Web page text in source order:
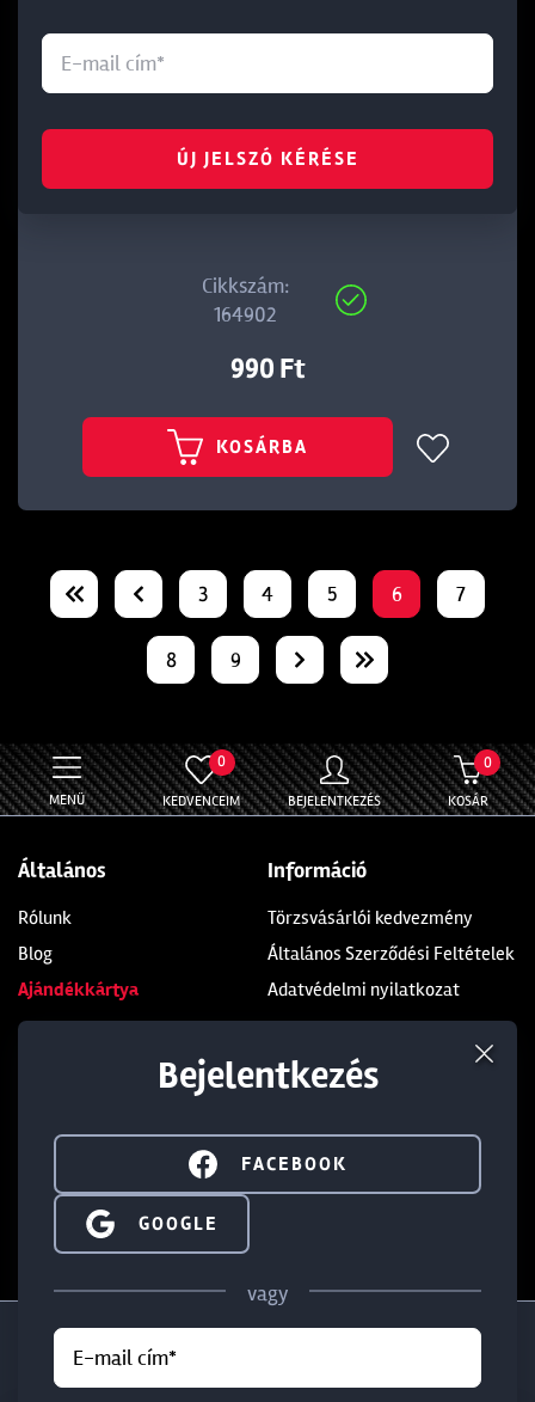
Cikkszám:
164902
990 Ft
KOSÁRBA
3 4 5 6 7
8 9
MENÜ
0
KEDVENCEIM BEJELENTKEZÉS
0
KOSÁR
Általános
Rólunk
Blog
Ajándékkártya
Információ
Törzsvásárlói kedvezmény
Általános Szerződési Feltételek
Adatvédelmi nyilatkozat
Dunakeszi
+36 1 284 5283
info@walterland.net
IRATKOZZ FEL HÍRLEVELÜNKRE!
Bejelentkezés
FACEBOOK
GOOGLE
SIGN IN WITH GOOGLE
vagy
E-mail cím*
ÚJ JELSZÓ KÉRÉSE